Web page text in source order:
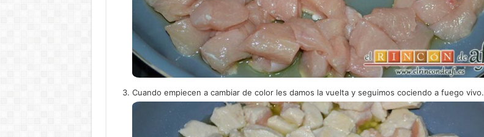
Cuando empiecen a cambiar de color les damos la vuelta y seguimos cociendo a fuego vivo.